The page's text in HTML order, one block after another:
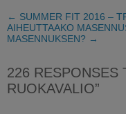
← SUMMER FIT 2016 –
AIHEUTTAAKO
MASENNUKSEN? →
226 RESPONSES
RUOKAVALIO”